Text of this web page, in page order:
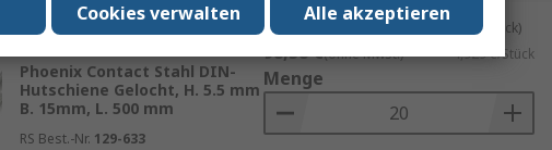
Beim Hersteller auf Lager
Phoenix Contact Stahl DIN-
Hutschiene Gelocht, H. 5.5 mm
B. 15mm, L. 500 mm
RS Best.-Nr. 129-633
Zwischensumme (1 Packung mit 20 Stück)
98,58 €(ohne MwSt.) 4,929 €/Stück
Menge
Alle akzeptieren
Cookies verwalten